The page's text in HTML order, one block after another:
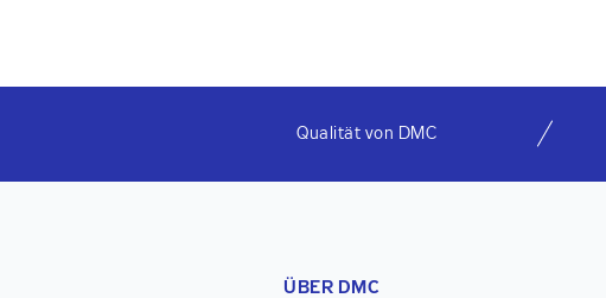
Qualität von DMC
ÜBER DMC